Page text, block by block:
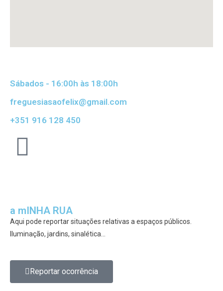
Sábados - 16:00h às 18:00h
freguesiasaofelix@gmail.com
+351 916 128 450
a mINHA RUA
Aqui pode reportar situações relativas a espaços públicos.
Iluminação, jardins, sinalética…
Reportar ocorrência